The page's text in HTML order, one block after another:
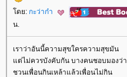
ดย: กะว่าก๋า
น.
เราว่าอันนี้ความสุขใครความสุขมัน
ต่ไม่ควรบังคับกัน บางคนชอบมองว่า
ชวนเพื่อนกินเหล้าแล้วเพื่อนไม่กิน